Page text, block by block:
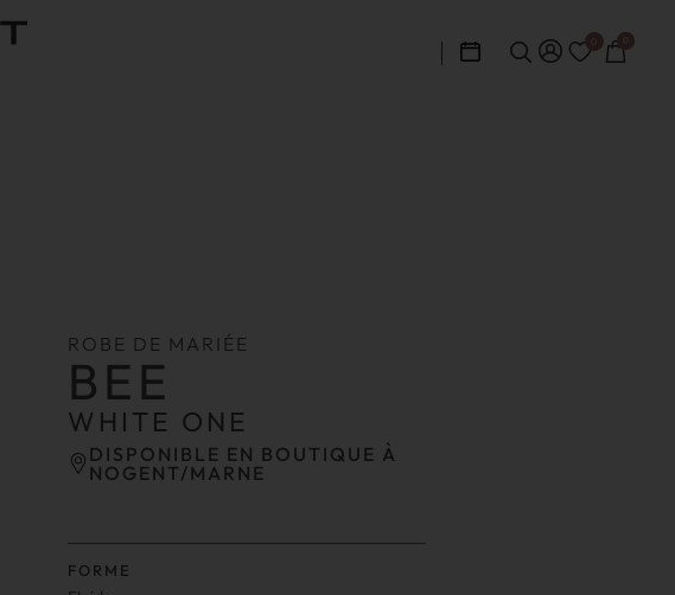
ROBE DE MARIÉE
BEE
WHITE ONE
DISPONIBLE EN BOUTIQUE À
NOGENT/MARNE
FORME